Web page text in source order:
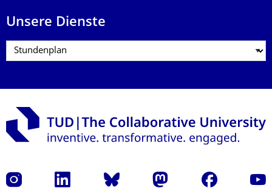
Unsere Dienste
Instagram LinkedIn Bluesky Mastodon Facebook